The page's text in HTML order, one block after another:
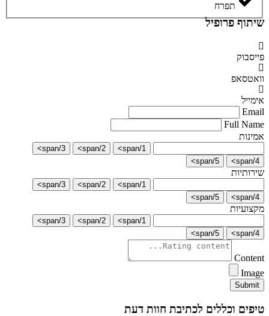
תפרח
שיתוף פרופיל
פייסבוק
וואטסאפ
אימייל
Email
Full Name
אמינות
1/span>
2/span>
3/span>
4/span>
5/span>
שירותיות
1/span>
2/span>
3/span>
4/span>
5/span>
מקצועיות
1/span>
2/span>
3/span>
4/span>
5/span>
Content
Image
Submit
טיפים וכללים לכתיבת חוות דעת